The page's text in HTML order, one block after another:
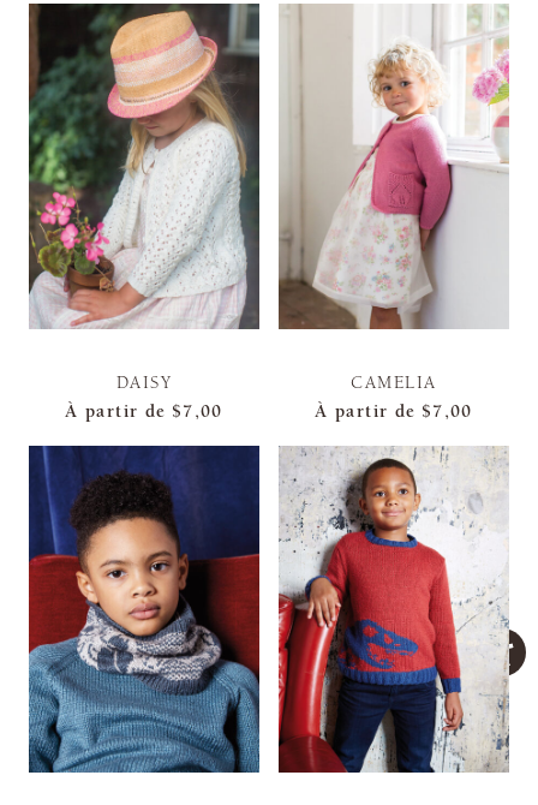
DAISY
À partir de $7,00
CAMELIA
À partir de $7,00